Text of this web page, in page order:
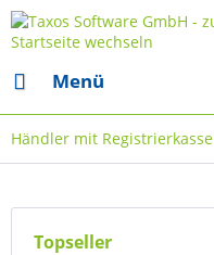
Menü
Händler mit Registrierkasse
Topseller